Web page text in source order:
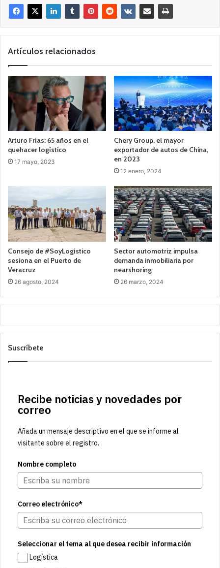
Artículos relacionados
Arturo Frías: 65 años en el
quehacer logístico
17 mayo, 2023
Chery Group, el mayor
exportador de autos de China,
en 2023
12 enero, 2024
Consejo de #SoyLogístico
sesiona en el Puerto de
Veracruz
26 agosto, 2024
Sector automotriz impulsa
demanda inmobiliaria por
nearshoring
26 marzo, 2024
Suscríbete
Recibe noticias y novedades por
correo
Añada un mensaje descriptivo en el que se informe al
visitante sobre el registro.
Nombre completo
Correo electrónico*
Seleccionar el tema al que desea recibir información
Logística